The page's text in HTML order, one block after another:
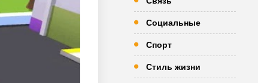
Социальные
Спорт
Стиль жизни